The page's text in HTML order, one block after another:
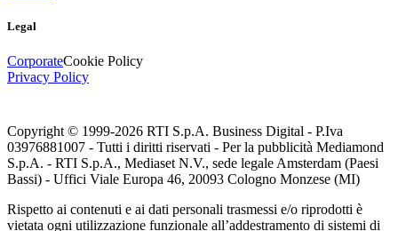
Legal
CorporateCookie Policy
Privacy Policy
Copyright © 1999-2026 RTI S.p.A. Business Digital - P.Iva
03976881007 - Tutti i diritti riservati - Per la pubblicità Mediamond
S.p.A. - RTI S.p.A., Mediaset N.V., sede legale Amsterdam (Paesi
Bassi) - Uffici Viale Europa 46, 20093 Cologno Monzese (MI)
Rispetto ai contenuti e ai dati personali trasmessi e/o riprodotti è
vietata ogni utilizzazione funzionale all’addestramento di sistemi di